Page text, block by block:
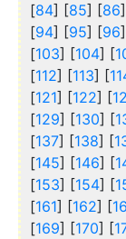
[84] [85] [86
[94] [95] [96
[103] [104] [
[112] [113] [
[121] [122] [
[129] [130] [
[137] [138] [
[145] [146] [
[153] [154] [
[161] [162] [
[169] [170] [